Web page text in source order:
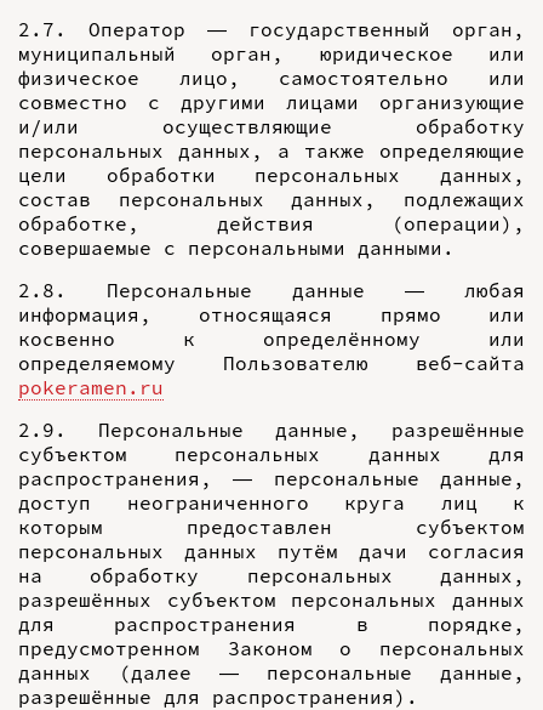
2.7. Оператор — государственный орган,
муниципальный орган, юридическое или
физическое лицо, самостоятельно или
совместно с другими лицами организующие
и/или осуществляющие обработку
персональных данных, а также определяющие
цели обработки персональных данных,
состав персональных данных, подлежащих
обработке, действия (операции),
совершаемые с персональными данными.
2.8. Персональные данные — любая
информация, относящаяся прямо или
косвенно к определённому или
определяемому Пользователю веб-сайта
pokeramen.ru
2.9. Персональные данные, разрешённые
субъектом персональных данных для
распространения, — персональные данные,
доступ неограниченного круга лиц к
которым предоставлен субъектом
персональных данных путём дачи согласия
на обработку персональных данных,
разрешённых субъектом персональных данных
для распространения в порядке,
предусмотренном Законом о персональных
данных (далее — персональные данные,
разрешённые для распространения).